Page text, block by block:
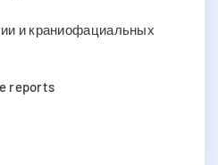
и краниофациальных
reports